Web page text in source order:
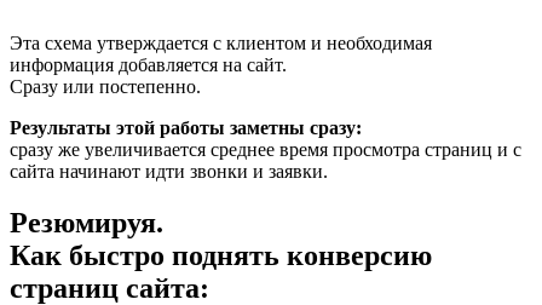
Эта схема утверждается с клиентом и необходимая
информация добавляется на сайт.
Сразу или постепенно.
Результаты этой работы заметны сразу:
сразу же увеличивается среднее время просмотра страниц и с
сайта начинают идти звонки и заявки.
Резюмируя.
Как быстро поднять конверсию
страниц сайта: